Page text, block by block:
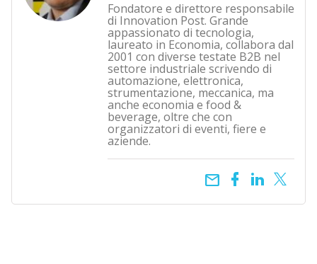
Fondatore e direttore responsabile
di Innovation Post. Grande
appassionato di tecnologia,
laureato in Economia, collabora dal
2001 con diverse testate B2B nel
settore industriale scrivendo di
automazione, elettronica,
strumentazione, meccanica, ma
anche economia e food &
beverage, oltre che con
organizzatori di eventi, fiere e
aziende.
email